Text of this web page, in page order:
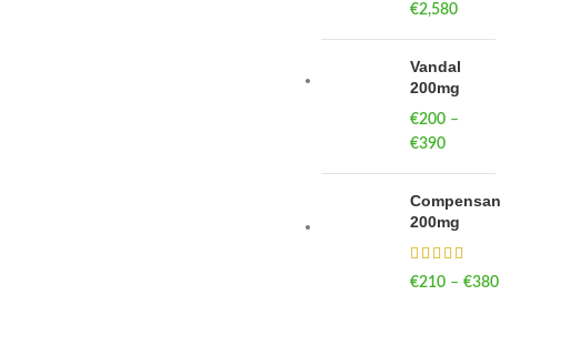
€2,580
€260
through
Vandal
200mg
€200 –
€390
through
Compensan
200mg
€210 – €380